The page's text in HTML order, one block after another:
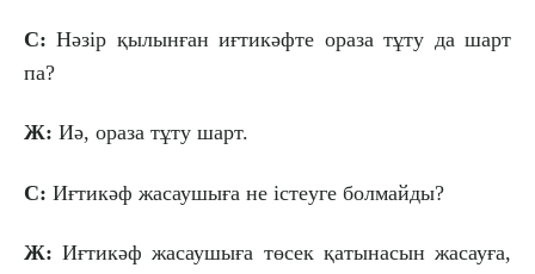
С:Нәзір қылынған иғтикәфте ораза тұту да шарт
па?
Ж: Иә, ораза тұту шарт.
С: Иғтикәф жасаушыға не істеуге болмайды?
Ж:Иғтикәф жасаушыға төсек қатынасын жасауға,